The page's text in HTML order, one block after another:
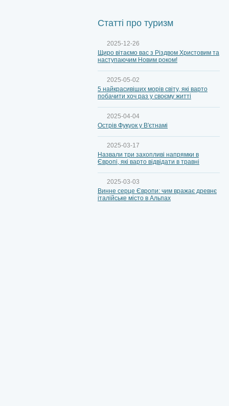
Статті про туризм
2025-12-26
Щиро вітаємо вас з Різдвом Христовим та
наступаючим Новим роком!
2025-05-02
5 найкрасивіших морів світу, які варто
побачити хоч раз у своєму житті
2025-04-04
Острів Фукуок у В'єтнамі
2025-03-17
Назвали три захопливі напрямки в
Європі, які варто відвідати в травні
2025-03-03
Винне серце Європи: чим вражає древнє
італійське місто в Альпах